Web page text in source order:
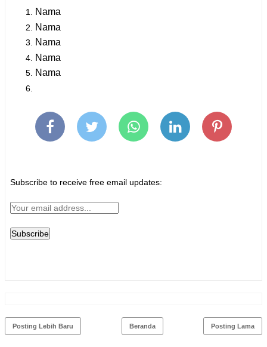
Nama
Nama
Nama
Nama
Nama
Subscribe to receive free email updates:
Posting Lebih Baru Posting Lama
Beranda